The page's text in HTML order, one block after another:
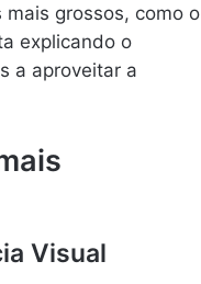
grossos, como o
explicando o
a aproveitar a
Visual